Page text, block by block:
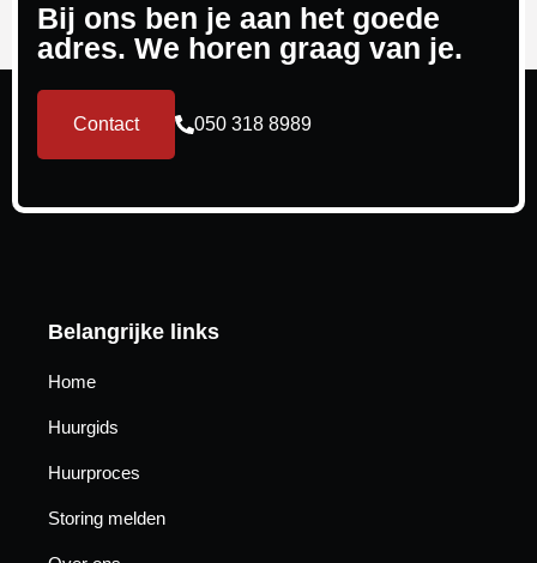
Bij ons ben je aan het goede
adres. We horen graag van je.
Contact 050 318 8989
Belangrijke links
Home
Huurgids
Huurproces
Storing melden